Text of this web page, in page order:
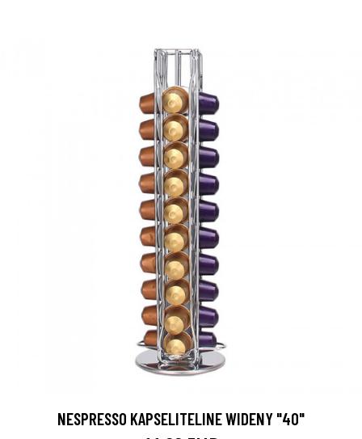
NESPRESSO KAPSELITELINE WIDENY "40"